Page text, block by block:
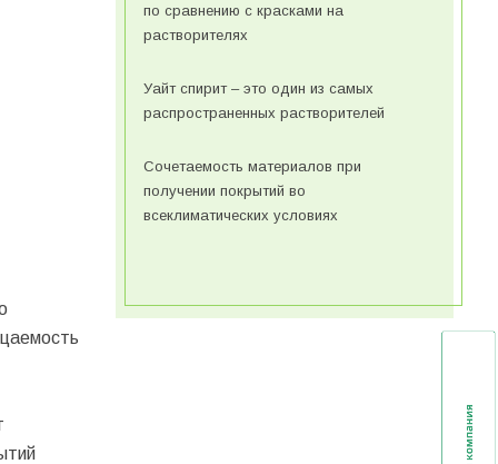
по сравнению с красками на
растворителях
Уайт спирит – это один из самых
распространенных растворителей
Сочетаемость материалов при
получении покрытий во
всеклиматических условиях